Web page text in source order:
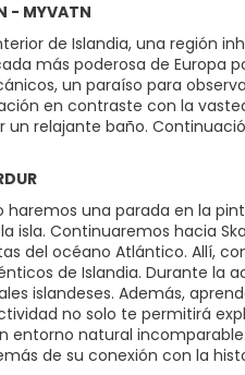
- MYVATN
de Islandia, una región
más poderosa de Europa
un paraíso para
en contraste con la
relajante baño.
una parada en la
isla. Continuaremos hacia
del océano Atlántico. Allí,
de Islandia. Durante la
islandeses. Además,
no solo te permitirá
natural
de su conexión con la